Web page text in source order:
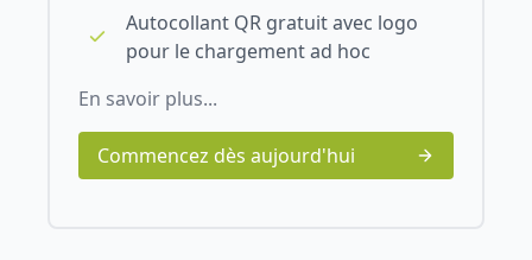
Autocollant QR gratuit avec logo
pour le chargement ad hoc
En savoir plus...
Commencez dès aujourd'hui